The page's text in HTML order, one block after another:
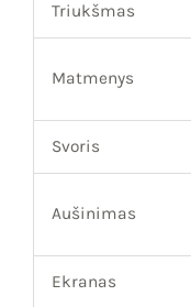
Triukšmas
Matmenys
Svoris
Aušinimas
Ekranas